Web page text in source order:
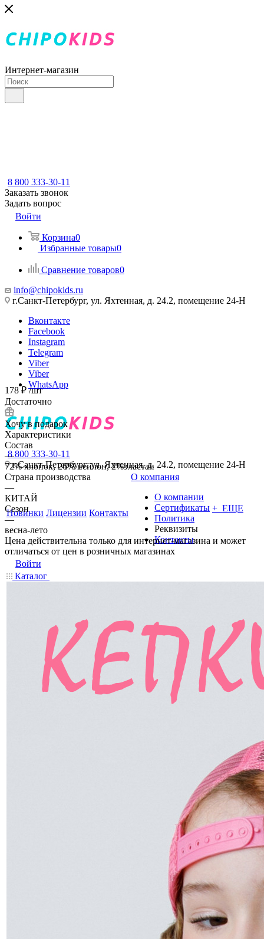
Интернет-магазин
8 800 333-30-11
Заказать звонок
Задать вопрос
Войти
Корзина0
Избранные товары0
Сравнение товаров0
info@chipokids.ru
г.Санкт-Петербург, ул. Яхтенная, д. 24.2, помещение 24-Н
Вконтакте
Facebook
Instagram
Telegram
Viber
Viber
WhatsApp
8 800 333-30-11
г.Санкт-Петербург, ул. Яхтенная, д. 24.2, помещение 24-Н
Новинки Лицензии Контакты
О компания
О компании
Сертификаты
Политика
Реквизиты
Контакты
+ ЕЩЕ
Войти
Каталог
178 ₽ /шт
Достаточно
Хочу в подарок
Характеристики
Состав
—
72% хлопок, 26% нейлон, 2%эластан
Страна производства
—
КИТАЙ
Сезон
—
весна-лето
Цена действительна только для интернет-магазина и может
отличаться от цен в розничных магазинах